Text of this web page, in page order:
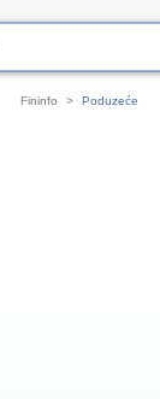
Fininfo > Poduzeće